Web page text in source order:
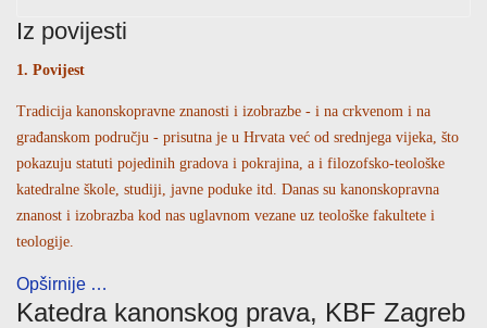
Iz povijesti
1. Povijest
Tradicija kanonskopravne znanosti i izobrazbe - i na crkvenom i na
građanskom području - prisutna je u Hrvata već od srednjega vijeka, što
pokazuju statuti pojedinih gradova i pokrajina, a i filozofsko-teološke
katedralne škole, studiji, javne poduke itd. Danas su kanonskopravna
znanost i izobrazba kod nas uglavnom vezane uz teološke fakultete i
teologije.
Opširnije …
Katedra kanonskog prava, KBF Zagreb